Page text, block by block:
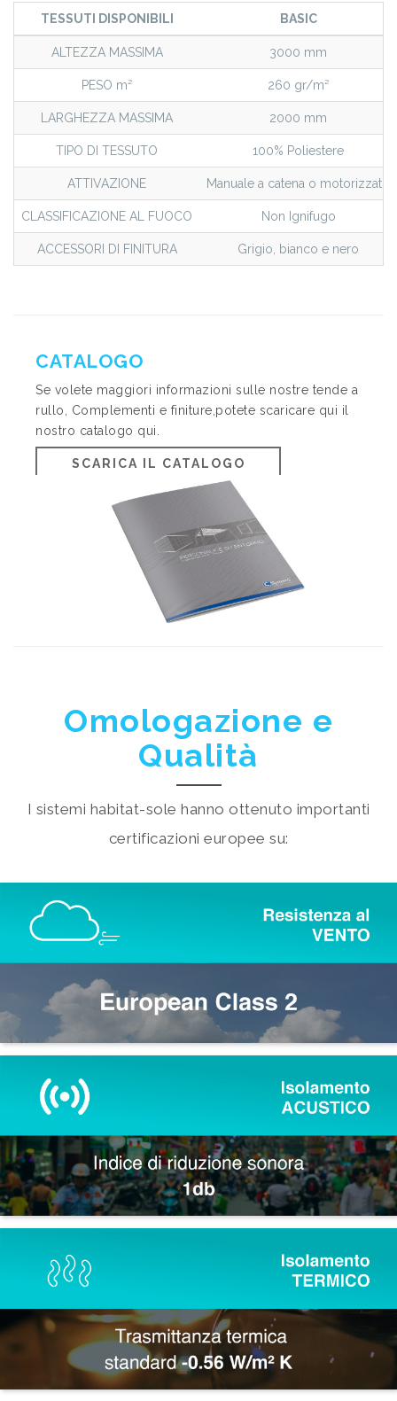
TESSUTI DISPONIBILI BASIC
ALTEZZA MASSIMA 3000 mm
PESO m² 260 gr/m²
LARGHEZZA MASSIMA 2000 mm
TIPO DI TESSUTO 100% Poliestere
ATTIVAZIONE Manuale a catena o motorizzato
CLASSIFICAZIONE AL FUOCO Non Ignifugo
ACCESSORI DI FINITURA Grigio, bianco e nero
CATALOGO
Se volete maggiori informazioni sulle nostre tende a
rullo, Complementi e finiture,potete scaricare qui il
nostro catalogo qui.
SCARICA IL CATALOGO
Omologazione e
Qualità
I sistemi habitat-sole hanno ottenuto importanti
certificazioni europee su: